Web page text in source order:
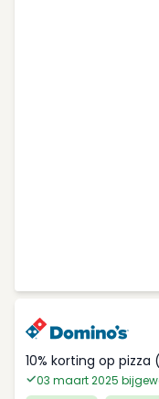
10% korting op pizza
03 maart 2025